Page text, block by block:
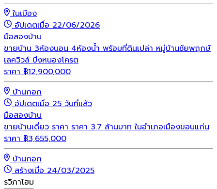
ในเมือง
อัปเดตเมื่อ 22/06/2026
มือสองบ้าน
ขายบ้าน 3ห้องนอน 4ห้องน้ำ พร้อมที่ดินเปล่า หมู่บ้านชัยพฤกษ์
เลควิวล์ บึงหนองโครต
ราคา ฿12,900,000
บ้านกอก
อัปเดตเมื่อ 25 วันที่แล้ว
มือสองบ้าน
ขายบ้านเดี่ยว ราคา ราคา 3.7 ล้านบาท ในอำเภอเมืองขอนแก่น
ราคา ฿3,655,000
บ้านกอก
สร้างเมื่อ 24/03/2025
รวิภาโฮม